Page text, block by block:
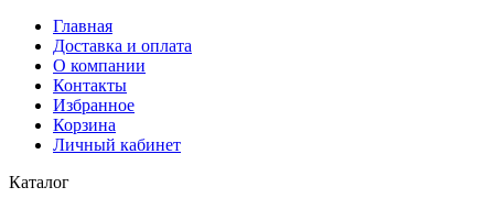
Главная
Доставка и оплата
О компании
Контакты
Избранное
Корзина
Личный кабинет
Каталог